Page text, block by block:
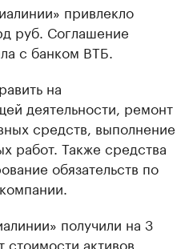
привлекло
руб. Соглашение
с банком ВТБ.
на
деятельности, ремонт
средств, выполнение
работ. Также средства
обязательств по
получили на 3
стоимости активов